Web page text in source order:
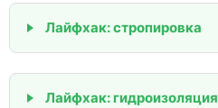
Лайфхак: стропировка
Лайфхак: гидроизоляция